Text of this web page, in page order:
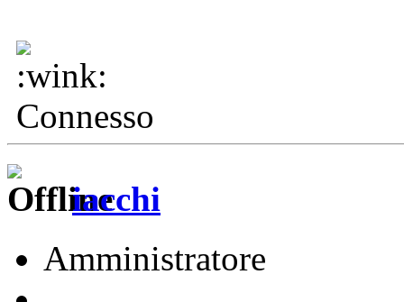
Connesso
iacchi
Amministratore